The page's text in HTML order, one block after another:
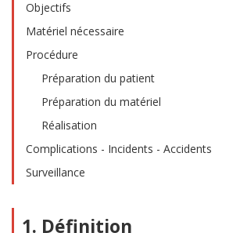
Objectifs
Matériel nécessaire
Procédure
Préparation du patient
Préparation du matériel
Réalisation
Complications - Incidents - Accidents
Surveillance
1. Définition